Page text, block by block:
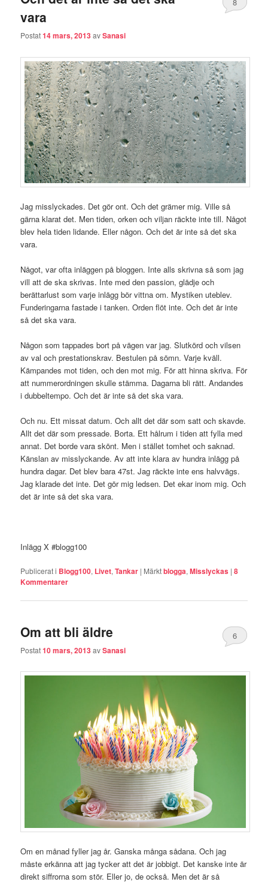
vara
Postat14 mars, 2013avSanasi
8
Jag misslyckades. Det gör ont. Och det grämer mig. Ville så
gärna klarat det. Men tiden, orken och viljan räckte inte till. Något
blev hela tiden lidande. Eller någon. Och det är inte så det ska
vara.
Något, var ofta inläggen på bloggen. Inte alls skrivna så som jag
vill att de ska skrivas. Inte med den passion, glädje och
berättarlust som varje inlägg bör vittna om. Mystiken uteblev.
Funderingarna fastade i tanken. Orden flöt inte. Och det är inte
så det ska vara.
Någon som tappades bort på vägen var jag. Slutkörd och vilsen
av val och prestationskrav. Bestulen på sömn. Varje kväll.
Kämpandes mot tiden, och den mot mig. För att hinna skriva. För
att nummerordningen skulle stämma. Dagarna bli rätt. Andandes
i dubbeltempo. Och det är inte så det ska vara.
Och nu. Ett missat datum. Och allt det där som satt och skavde.
Allt det där som pressade. Borta. Ett hålrum i tiden att fylla med
annat. Det borde vara skönt. Men i stället tomhet och saknad.
Känslan av misslyckande. Av att inte klara av hundra inlägg på
hundra dagar. Det blev bara 47st. Jag räckte inte ens halvvägs.
Jag klarade det inte. Det gör mig ledsen. Det ekar inom mig. Och
det är inte så det ska vara.
Inlägg X #blogg100
Publicerat i Blogg100, Livet,Tankar | Märktblogga,Misslyckas |8
Kommentarer
Om att bli äldre
Postat10 mars, 2013avSanasi
6
Om en månad fyller jag år. Ganska många sådana. Och jag
måste erkänna att jag tycker att det är jobbigt. Det kanske inte är
direkt siffrorna som stör. Eller jo, de också. Men det är så